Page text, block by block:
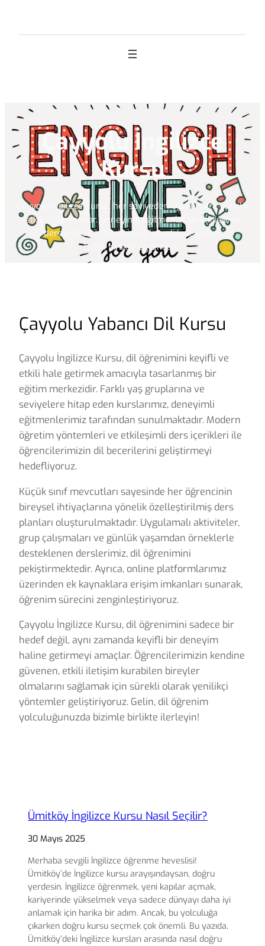
Çayyolu İngilizce
Kursu
Çayyolu İngilizce Kursu, her seviyeden öğrencilere yönelik
etkili eğitim sunar. Deneyimli eğitmenler ve etkileşimli
derslerle dil öğrenimini eğlenceli hale getirir.
Gelin, birlikte öğrenelim!
Çayyolu Yabancı Dil Kursu
Çayyolu İngilizce Kursu, dil öğrenimini keyifli ve
etkili hale getirmek amacıyla tasarlanmış bir
eğitim merkezidir. Farklı yaş gruplarına ve
seviyelere hitap eden kurslarımız, deneyimli
eğitmenlerimiz tarafından sunulmaktadır. Modern
öğretim yöntemleri ve etkileşimli ders içerikleri ile
öğrencilerimizin dil becerilerini geliştirmeyi
hedefliyoruz.
Küçük sınıf mevcutları sayesinde her öğrencinin
bireysel ihtiyaçlarına yönelik özelleştirilmiş ders
planları oluşturulmaktadır. Uygulamalı aktiviteler,
grup çalışmaları ve günlük yaşamdan örneklerle
desteklenen derslerimiz, dil öğrenimini
pekiştirmektedir. Ayrıca, online platformlarımız
üzerinden ek kaynaklara erişim imkanları sunarak,
öğrenim sürecini zenginleştiriyoruz.
Çayyolu İngilizce Kursu, dil öğrenimini sadece bir
hedef değil, aynı zamanda keyifli bir deneyim
haline getirmeyi amaçlar. Öğrencilerimizin kendine
güvenen, etkili iletişim kurabilen bireyler
olmalarını sağlamak için sürekli olarak yenilikçi
yöntemler geliştiriyoruz. Gelin, dil öğrenim
yolculuğunuzda bizimle birlikte ilerleyin!
Ümitköy İngilizce Kursu Nasıl Seçilir?
30 Mayıs 2025
Merhaba sevgili İngilizce öğrenme heveslisi!
Ümitköy’de İngilizce kursu arayışındaysan, doğru
yerdesin. İngilizce öğrenmek, yeni kapılar açmak,
kariyerinde yükselmek veya sadece dünyayı daha iyi
anlamak için harika bir adım. Ancak, bu yolculuğa
çıkarken doğru kursu seçmek çok önemli. Bu yazıda,
Ümitköy’deki İngilizce kursları arasında nasıl doğru